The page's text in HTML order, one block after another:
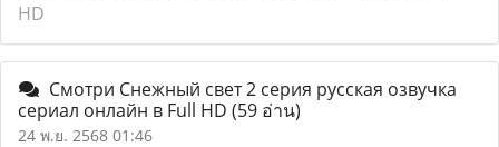
HD
Смотри Снежный свет 2 серия русская озвучка
сериал онлайн в Full HD (59 อ่าน)
24 พ.ย. 2568 01:46